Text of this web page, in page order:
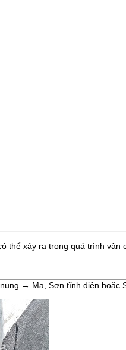
thể xảy ra trong quá trình vận
→ Mạ, Sơn tĩnh điện hoặc